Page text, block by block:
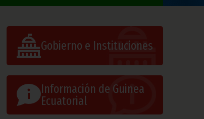
Gobierno e Instituciones
Información de Guinea
Ecuatorial